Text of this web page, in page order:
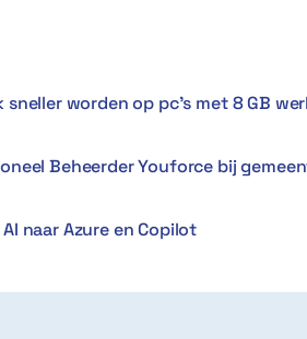
sneller worden op pc’s met 8 GB
Beheerder Youforce bij
naar Azure en Copilot